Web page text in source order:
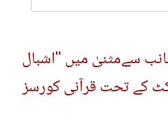
سےمثنیٰ میں "اشبال
کے تحت قرآنی کورسز